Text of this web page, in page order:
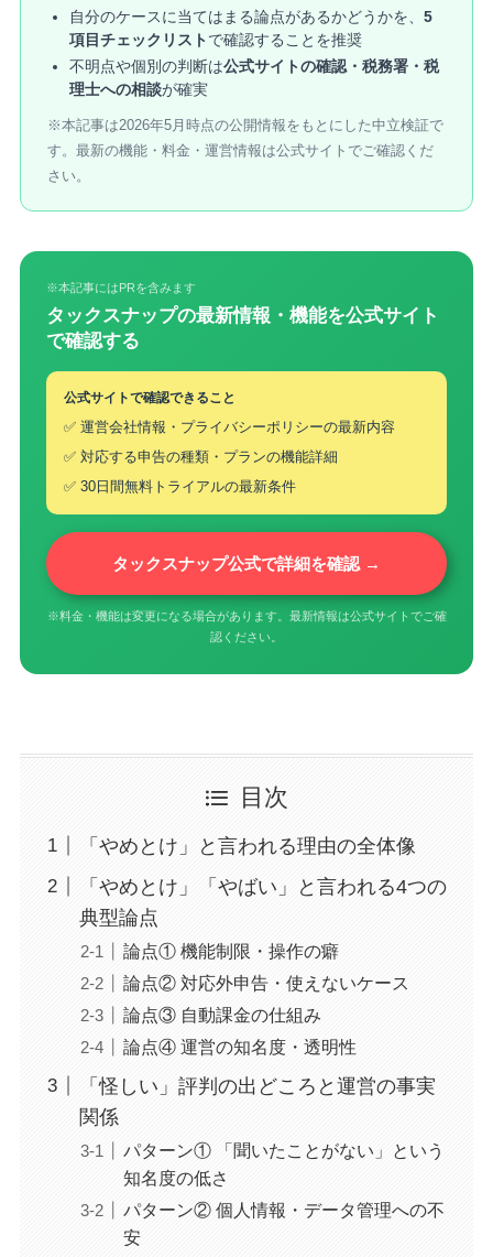
自分のケースに当てはまる論点があるかどうかを、 5
項目チェックリスト で確認することを推奨
不明点や個別の判断は公式サイトの確認・税務署・税
理士への相談が確実
※本記事は2026年5月時点の公開情報をもとにした中立検証で
す。最新の機能・料金・運営情報は公式サイトでご確認くだ
さい。
※本記事にはPRを含みます
タックスナップの最新情報・機能を公式サイト
で確認する
公式サイトで確認できること
✅ 運営会社情報・プライバシーポリシーの最新内容
✅ 対応する申告の種類・プランの機能詳細
✅ 30日間無料トライアルの最新条件
タックスナップ公式で詳細を確認 →
※料金・機能は変更になる場合があります。最新情報は公式サイトでご確
認ください。
目次
「やめとけ」と言われる理由の全体像
「やめとけ」「やばい」と言われる4つの
典型論点
論点① 機能制限・操作の癖
論点② 対応外申告・使えないケース
論点③ 自動課金の仕組み
論点④ 運営の知名度・透明性
「怪しい」評判の出どころと運営の事実
関係
パターン① 「聞いたことがない」という
知名度の低さ
パターン② 個人情報・データ管理への不
安